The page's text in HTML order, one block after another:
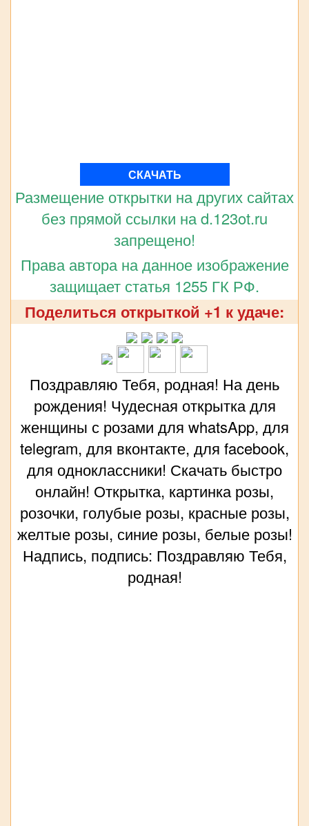
СКАЧАТЬ
Размещение открытки на других сайтах
без прямой ссылки на d.123ot.ru
запрещено!
Права автора на данное изображение
защищает статья 1255 ГК РФ.
Поделиться открыткой +1 к удаче:
Поздравляю Тебя, родная! На день
рождения! Чудесная открытка для
женщины с розами для whatsApp, для
telegram, для вконтакте, для facebook,
для одноклассники! Скачать быстро
онлайн! Открытка, картинка розы,
розочки, голубые розы, красные розы,
желтые розы, синие розы, белые розы!
Надпись, подпись: Поздравляю Тебя,
родная!